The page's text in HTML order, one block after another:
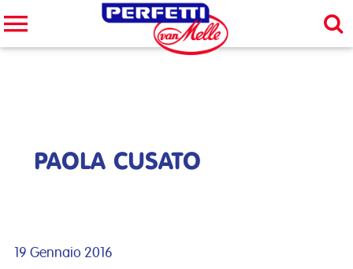
Cerca nel sito
PAOLA CUSATO
19 Gennaio 2016